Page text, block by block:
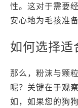
性。这对于需要
安心地为毛孩准
如何选择
那么，粉沫与颗
呢？关键在于观
如，如果您的狗